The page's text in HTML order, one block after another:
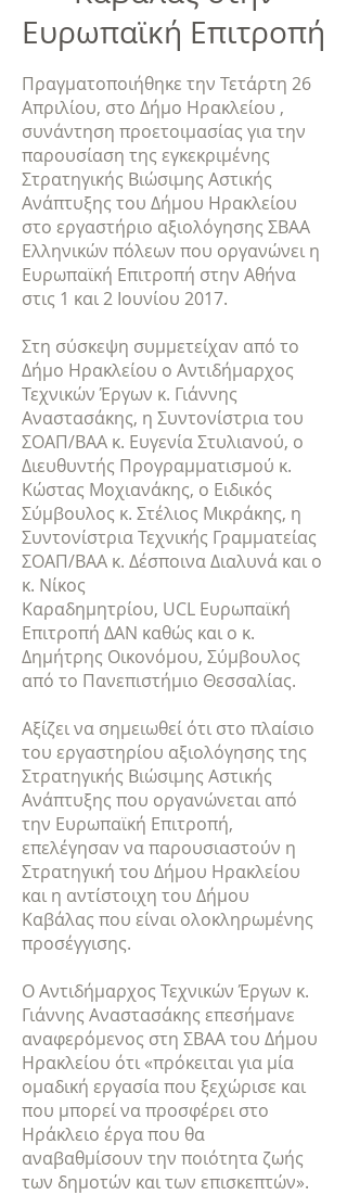
Ευρωπαϊκή Επιτροπή
Πραγματοποιήθηκε την Τετάρτη 26
Απριλίου, στο Δήμο Ηρακλείου ,
συνάντηση προετοιμασίας για την
παρουσίαση της εγκεκριμένης
Στρατηγικής Βιώσιμης Αστικής
Ανάπτυξης του Δήμου Ηρακλείου
στο εργαστήριο αξιολόγησης ΣΒΑΑ
Ελληνικών πόλεων που οργανώνει η
Ευρωπαϊκή Επιτροπή στην Αθήνα
στις 1 και 2 Ιουνίου 2017.
Στη σύσκεψη συμμετείχαν από το
Δήμο Ηρακλείου ο Αντιδήμαρχος
Τεχνικών Έργων κ. Γιάννης
Αναστασάκης, η Συντονίστρια του
ΣΟΑΠ/ΒΑΑ κ. Ευγενία Στυλιανού, ο
Διευθυντής Προγραμματισμού κ.
Κώστας Μοχιανάκης, ο Ειδικός
Σύμβουλος κ. Στέλιος Μικράκης, η
Συντονίστρια Τεχνικής Γραμματείας
ΣΟΑΠ/ΒΑΑ κ. Δέσποινα Διαλυνά και ο
κ. Νίκος
Καραδημητρίου, UCL Ευρωπαϊκή
Επιτροπή ΔΑΝ καθώς και ο κ.
Δημήτρης Οικονόμου, Σύμβουλος
από το Πανεπιστήμιο Θεσσαλίας.
Αξίζει να σημειωθεί ότι στο πλαίσιο
του εργαστηρίου αξιολόγησης της
Στρατηγικής Βιώσιμης Αστικής
Ανάπτυξης που οργανώνεται από
την Ευρωπαϊκή Επιτροπή,
επελέγησαν να παρουσιαστούν η
Στρατηγική του Δήμου Ηρακλείου
και η αντίστοιχη του Δήμου
Καβάλας που είναι ολοκληρωμένης
προσέγγισης.
Ο Αντιδήμαρχος Τεχνικών Έργων κ.
Γιάννης Αναστασάκης επεσήμανε
αναφερόμενος στη ΣΒΑΑ του Δήμου
Ηρακλείου ότι «πρόκειται για μία
ομαδική εργασία που ξεχώρισε και
που μπορεί να προσφέρει στο
Ηράκλειο έργα που θα
αναβαθμίσουν την ποιότητα ζωής
των δημοτών και των επισκεπτών».